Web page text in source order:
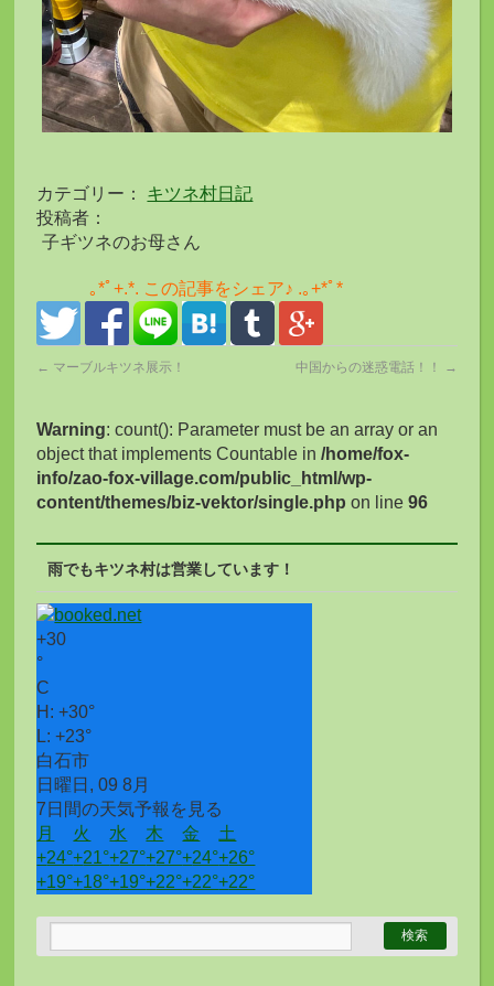
カテゴリー： キツネ村日記
投稿者：
子ギツネのお母さん
｡*ﾟ+.*. この記事をシェア♪ .｡+*ﾟ*
← マーブルキツネ展示！ 中国からの迷惑電話！！ →
Warning: count(): Parameter must be an array or an
object that implements Countable in/home/fox-
info/zao-fox-village.com/public_html/wp-
content/themes/biz-vektor/single.php on line96
雨でもキツネ村は営業しています！
+30
°
C
H:+30°
L:+23°
白石市
日曜日, 09 8月
7日間の天気予報を見る
月
火 水 木 金
土
+24°+21°+27°+27°+24°+26°
+19°+18°+19°+22°+22°+22°